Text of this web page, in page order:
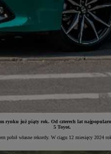
już piąty rok. Od czterech lat
5 Toyot.
własne rekordy. W ciągu 12 miesięcy 2024